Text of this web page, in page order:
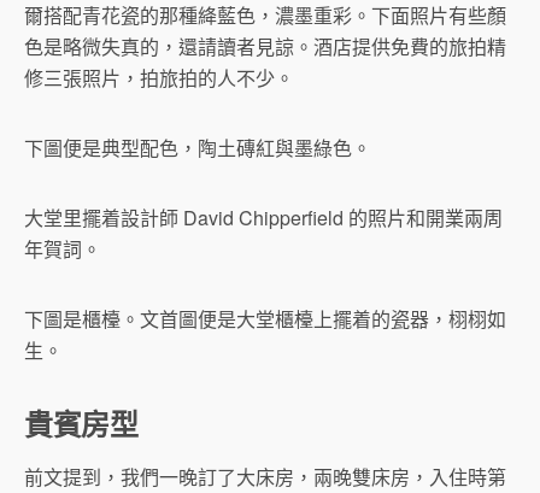
爾搭配青花瓷的那種絳藍色，濃墨重彩。下面照片有些顏
色是略微失真的，還請讀者見諒。酒店提供免費的旅拍精
修三張照片，拍旅拍的人不少。
下圖便是典型配色，陶土磚紅與墨綠色。
大堂里擺着設計師 David Chipperfield 的照片和開業兩周
年賀詞。
下圖是櫃檯。文首圖便是大堂櫃檯上擺着的瓷器，栩栩如
生。
貴賓房型
前文提到，我們一晚訂了大床房，兩晚雙床房，入住時第